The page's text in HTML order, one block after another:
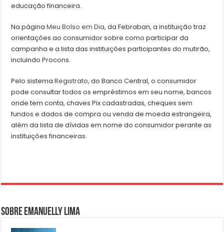
educação financeira.
Na páginaMeu Bolso em Dia, da Febraban, a instituição traz
orientações ao consumidor sobre como participar da
campanha e a lista das instituições participantes do mutirão,
incluindo Procons.
Pelo sistemaRegistrato, do Banco Central, o consumidor
pode consultar todos os empréstimos em seu nome, bancos
onde tem conta, chaves Pix cadastradas, cheques sem
fundos e dados de compra ou venda de moeda estrangeira,
além da lista de dívidas em nome do consumidor perante as
instituições financeiras.
Sobre Emanuelly Lima